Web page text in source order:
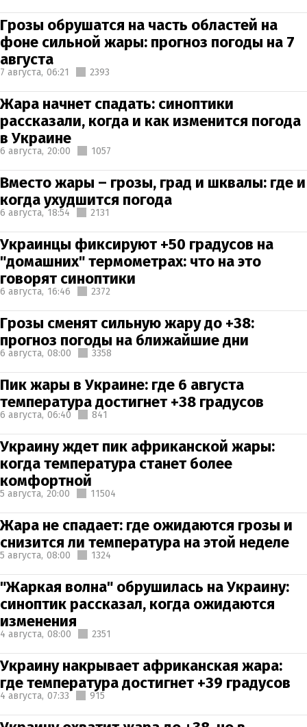
Грозы обрушатся на часть областей на
фоне сильной жары: прогноз погоды на 7
августа
7 августа, 06:21 2393
Жара начнет спадать: синоптики
рассказали, когда и как изменится погода
в Украине
6 августа, 20:00 1057
Вместо жары – грозы, град и шквалы: где и
когда ухудшится погода
6 августа, 18:54 2131
Украинцы фиксируют +50 градусов на
"домашних" термометрах: что на это
говорят синоптики
6 августа, 16:46 2372
Грозы сменят сильную жару до +38:
прогноз погоды на ближайшие дни
6 августа, 08:00 3358
Пик жары в Украине: где 6 августа
температура достигнет +38 градусов
6 августа, 06:40 841
Украину ждет пик африканской жары:
когда температура станет более
комфортной
5 августа, 20:00 11504
Жара не спадает: где ожидаются грозы и
снизится ли температура на этой неделе
5 августа, 08:00 1324
"Жаркая волна" обрушилась на Украину:
синоптик рассказал, когда ожидаются
изменения
4 августа, 08:00 2351
Украину накрывает африканская жара:
где температура достигнет +39 градусов
4 августа, 07:33 915